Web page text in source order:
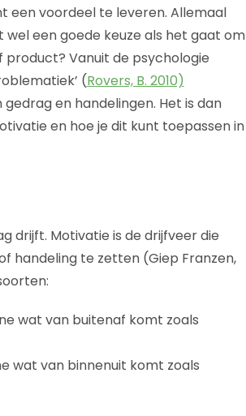
een voordeel te leveren. Allemaal
een goede keuze als het gaat om
Vanuit de psychologie
(Rovers, B. 2010)
en handelingen. Het is dan
en hoe je dit kunt toepassen in
drijft. Motivatie is de drijfveer die
handeling te zetten (Giep Franzen,
wat van buitenaf komt zoals
wat van binnenuit komt zoals